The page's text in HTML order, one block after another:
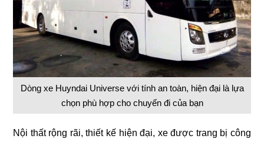
Dòng xe Huyndai Universe với tính an toàn, hiện đại là lựa
chọn phù hợp cho chuyến đi của bạn
Nội thất rộng rãi, thiết kế hiện đại, xe được trang bị công